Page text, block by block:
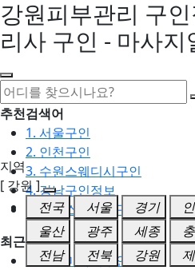
강원피부관리 구
리사 구인 - 마사지
추천검색어
1. 서울구인
2. 인천구인
3. 수원스웨디시구인
4. 강남구인정보
5. 동탄스웨디시구인
최근검색어
1. 일산마사지구인
지역
[ 강원 ]
전국
서울 경기
울산
광주 세종
전남
전북 강원